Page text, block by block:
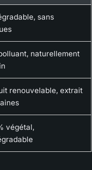
sans
naturellement
renouvelable, extrait
végétal,